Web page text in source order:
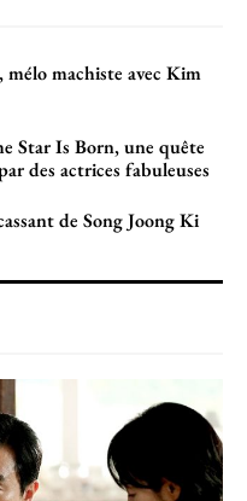
machiste avec Kim
Star Is Born, une quête
des actrices fabuleuses
de Song Joong Ki